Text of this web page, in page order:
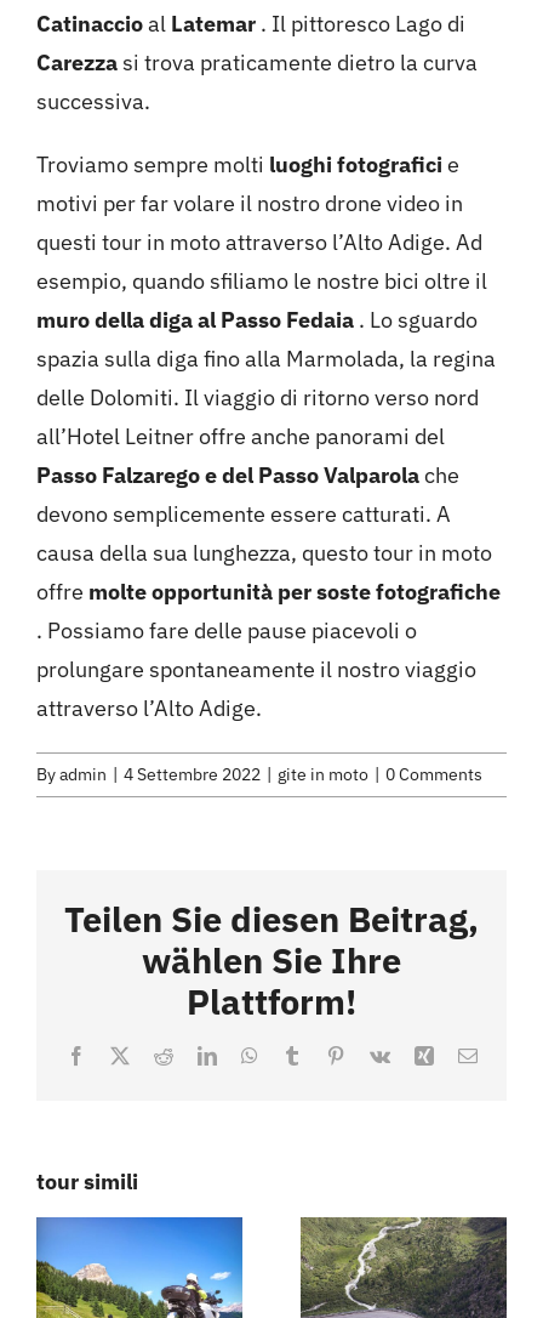
Catinaccioal Latemar . Il pittoresco Lago di
Carezzasi trova praticamente dietro la curva
successiva.
Troviamo sempre molti luoghi fotograficie
motivi per far volare il nostro drone video in
questi tour in moto attraverso l’Alto Adige. Ad
esempio, quando sfiliamo le nostre bici oltre il
muro della diga al Passo Fedaia . Lo sguardo
spazia sulla diga fino alla Marmolada, la regina
delle Dolomiti. Il viaggio di ritorno verso nord
all’Hotel Leitner offre anche panorami del
Passo Falzarego e del Passo Valparolache
devono semplicemente essere catturati. A
causa della sua lunghezza, questo tour in moto
offre molte opportunità per soste fotografiche
. Possiamo fare delle pause piacevoli o
prolungare spontaneamente il nostro viaggio
attraverso l’Alto Adige.
Byadmin | 4 Settembre 2022 | gite in moto | 0 Comments
Teilen Sie diesen Beitrag,
wählen Sie Ihre
Plattform!
Facebook
X RedditLinkedInWhatsApp
TumblrPinterest
Vk Xing Email
tour simili
Giro
panoramico